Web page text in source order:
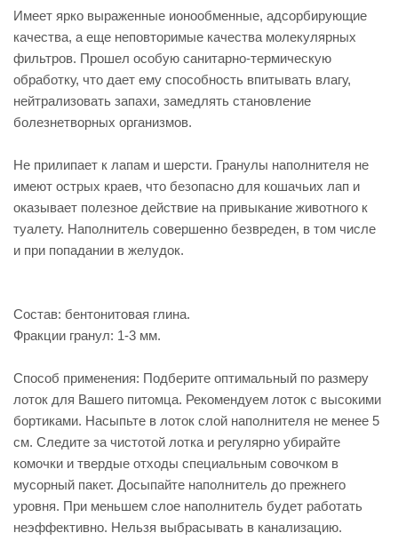
Имеет ярко выраженные ионообменные, адсорбирующие
качества, а еще неповторимые качества молекулярных
фильтров. Прошел особую санитарно-термическую
обработку, что дает ему способность впитывать влагу,
нейтрализовать запахи, замедлять становление
болезнетворных организмов.
Не прилипает к лапам и шерсти. Гранулы наполнителя не
имеют острых краев, что безопасно для кошачьих лап и
оказывает полезное действие на привыкание животного к
туалету. Наполнитель совершенно безвреден, в том числе
и при попадании в желудок.
Состав: бентонитовая глина.
Фракции гранул: 1-3 мм.
Способ применения: Подберите оптимальный по размеру
лоток для Вашего питомца. Рекомендуем лоток с высокими
бортиками. Насыпьте в лоток слой наполнителя не менее 5
см. Следите за чистотой лотка и регулярно убирайте
комочки и твердые отходы специальным совочком в
мусорный пакет. Досыпайте наполнитель до прежнего
уровня. При меньшем слое наполнитель будет работать
неэффективно. Нельзя выбрасывать в канализацию.